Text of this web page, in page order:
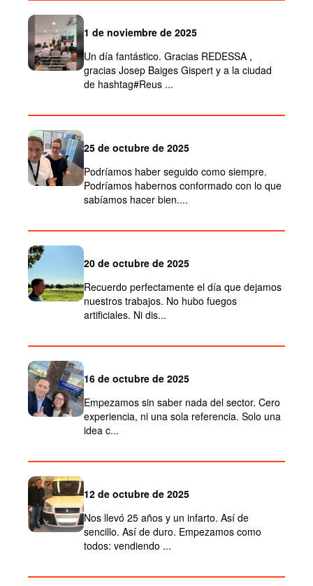
1 de noviembre de 2025
Un día fantástico. Gracias REDESSA ,
gracias Josep Baiges Gispert y a la ciudad
de hashtag#Reus ...
25 de octubre de 2025
Podríamos haber seguido como siempre.
Podríamos habernos conformado con lo que
sabíamos hacer bien....
20 de octubre de 2025
Recuerdo perfectamente el día que dejamos
nuestros trabajos. No hubo fuegos
artificiales. Ni dis...
16 de octubre de 2025
Empezamos sin saber nada del sector. Cero
experiencia, ni una sola referencia. Solo una
idea c...
12 de octubre de 2025
Nos llevó 25 años y un infarto. Así de
sencillo. Así de duro. Empezamos como
todos: vendiendo ...